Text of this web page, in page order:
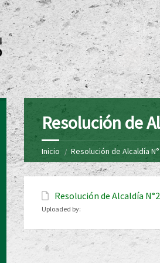
Resolución de
Inicio Resolución de Alcaldía
Resolución de Alcaldía
Uploaded by: